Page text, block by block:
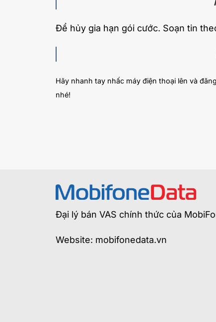
Để hủy gia hạn gói cước. Soạn tin
Hãy nhanh tay nhấc máy điện thoại lên và
nhé!
Đại lý bán VAS chính thức của
Website: mobifonedata.vn